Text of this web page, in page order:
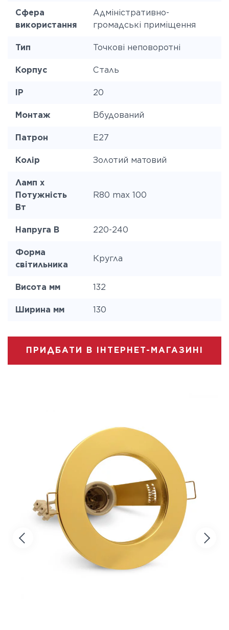
Сфера
використання
Адміністративно-
громадські приміщення
Тип Точкові неповоротні
Корпус Сталь
IP 20
Монтаж Вбудований
Патрон E27
Колір Золотий матовий
Ламп x
Потужність
Вт
R80 max 100
Напруга В 220-240
Форма
світильника
Кругла
Висота мм 132
Ширина мм 130
ПРИДБАТИ В ІНТЕРНЕТ-МАГАЗИНІ